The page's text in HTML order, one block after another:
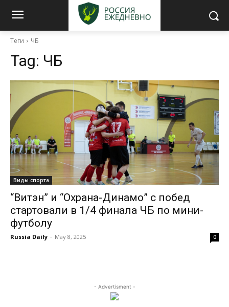
Теги ЧБ
Tag: ЧБ
Виды спорта
“Витэн” и “Охрана-Динамо” с побед
стартовали в 1/4 финала ЧБ по мини-
футболу
Russia Daily - May 8, 2025 0
- Advertisment -